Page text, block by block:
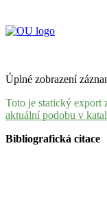
Úplné zobrazení
Toto je statický export
aktuální podobu v
Bibliografická citace